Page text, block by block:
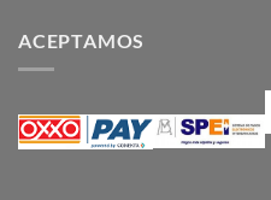
ACEPTAMOS